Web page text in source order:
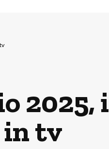
2025, i
tv